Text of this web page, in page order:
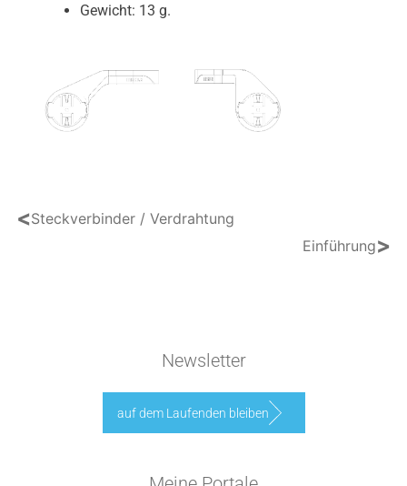
Gewicht: 13 g.
<Steckverbinder / Verdrahtung
Einführung>
Newsletter
auf dem Laufenden bleiben